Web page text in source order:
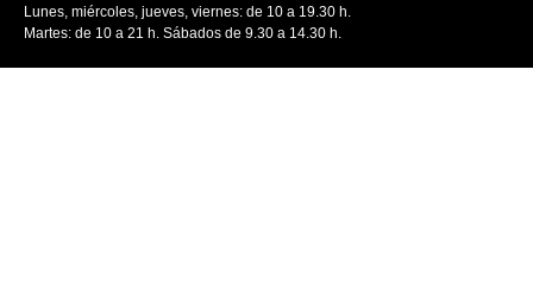
Lunes, miércoles, jueves, viernes: de 10 a 19.30 h.
Martes: de 10 a 21 h. Sábados de 9.30 a 14.30 h.